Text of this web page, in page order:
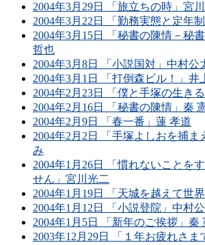
2004年3月29日 「旅立ちの時」宮
2004年3月22日 「勤務実態と定年
2004年3月15日 「秘書の陳情－秘
哲也
2004年3月8日 「小説国対」中村公
2004年3月1日 「打倒森ビル！」井
2004年2月23日 「僕と手塚の生き
2004年2月16日 「秘書の陳情」秦
2004年2月9日 「春一番」蓮 孝道
2004年2月2日 「手塚よしおを捕ま
み
2004年1月26日 「慣れないことを
せん」宮川光二
2004年1月19日 「天城を越えて世
2004年1月12日 「小説登院」中村
2004年1月5日 「新年のご挨拶」秦
2003年12月29日 「１年お疲れさ